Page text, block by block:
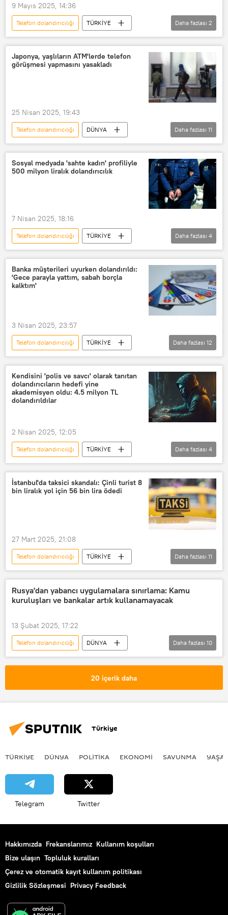
Dolandırıcılık Büro Amirliği
9 Mayıs 2025, 14:36
Telefon dolandırıcılığı
TÜRKİYE
Güler Sabancı
Dolandırıcılık
Daha fazlası 2
Japonya, yaşlıların ATM'lerde telefon
görüşmesi yapmasını yasakladı
25 Nisan 2025, 19:43
Telefon dolandırıcılığı
DÜNYA
Japonya
ATM
Dolandırıcılık
banka dolandırıcılığı
internet dolandırıcılığı
sigorta dolandırıcılığı
kredi kartı dolandırıcılığı
Dolandırıcılık Büro Amirliği
Daha fazlası 11
Sosyal medyada 'sahte kadın' profiliyle
500 milyon liralık dolandırıcılık
7 Nisan 2025, 18:16
Telefon dolandırıcılığı
TÜRKİYE
Sakarya
İl Jandarma Komutanlığı
Dolandırıcılık
Nitelikli dolandırıcılık
Daha fazlası 4
Banka müşterileri uyurken dolandırıldı:
'Gece parayla yattım, sabah borçla
kalktım'
3 Nisan 2025, 23:57
Telefon dolandırıcılığı
TÜRKİYE
Banka
banka hesabı
banka dolandırıcılığı
Banka soygunu
banka kartı
Banka desteği
Dolandırıcılık
e-dolandırıcılık
kredi kartı dolandırıcılığı
Dolandırıcılık Büro Amirliği
Daha fazlası 12
Kendisini 'polis ve savcı' olarak tanıtan
dolandırıcıların hedefi yine
akademisyen oldu: 4.5 milyon TL
dolandırıldılar
2 Nisan 2025, 12:05
Telefon dolandırıcılığı
TÜRKİYE
Türkiye
Akademisyen
İstanbul
Dolandırıcılık
Daha fazlası 4
İstanbul'da taksici skandalı: Çinli turist 8
bin liralık yol için 56 bin lira ödedi
27 Mart 2025, 21:08
Telefon dolandırıcılığı
TÜRKİYE
Taksi
Sarı taksi
Sarı taksi plakası
Dolandırıcılık
internet dolandırıcılığı
sigorta dolandırıcılığı
Daha fazlası 11
Rusya'dan yabancı uygulamalara sınırlama: Kamu
kuruluşları ve bankalar artık kullanamayacak
13 Şubat 2025, 17:22
Telefon dolandırıcılığı
DÜNYA
Rusya
Rusya Federasyonu
Dolandırıcılık
banka dolandırıcılığı
internet dolandırıcılığı
Banka
GSM operatörleri
Daha fazlası 10
20 içerik daha
Türkiye
TÜRKIYE DÜNYA POLİTİKA EKONOMİ SAVUNMA
Telegram Twitter
Hakkımızda Frekanslarımız Kullanım koşulları
Bize ulaşın Topluluk kuralları
Çerez ve otomatik kayıt kullanım politikası
Gizlilik Sözleşmesi Privacy Feedback